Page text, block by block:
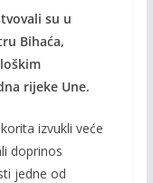
su u
Bihaća,
rijeke Une.
izvukli veće
doprinos
jedne od